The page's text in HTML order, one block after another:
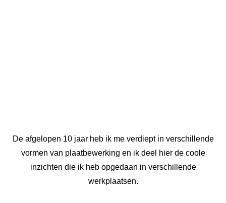
De afgelopen 10 jaar heb ik me verdiept in verschillende
vormen van plaatbewerking en ik deel hier de coole
inzichten die ik heb opgedaan in verschillende
werkplaatsen.